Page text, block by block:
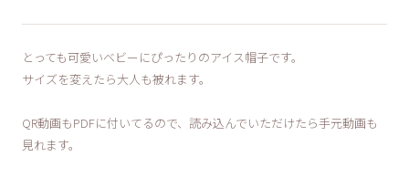
とっても可愛いベビーにぴったりのアイス帽子です。
サイズを変えたら大人も被れます。
QR動画もPDFに付いてるので、読み込んでいただけたら手元動画も
見れます。